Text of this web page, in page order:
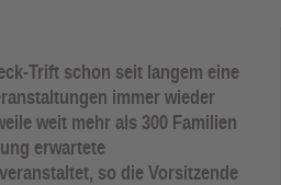
Trift schon seit langem eine
immer wieder
weit mehr als 300 Familien
erwartete
so die Vorsitzende